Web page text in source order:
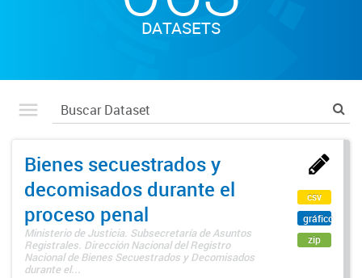
DATASETS
Bienes secuestrados y
decomisados durante el
proceso penal
Ministerio de Justicia. Subsecretaría de Asuntos
Registrales. Dirección Nacional del Registro
Nacional de Bienes Secuestrados y Decomisados
durante el...
csv
gráfico
zip